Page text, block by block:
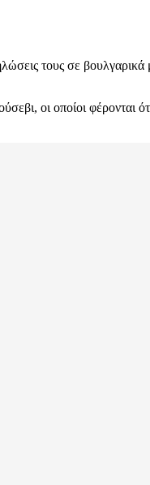
τους σε
οι οποίοι φέρονται ότι